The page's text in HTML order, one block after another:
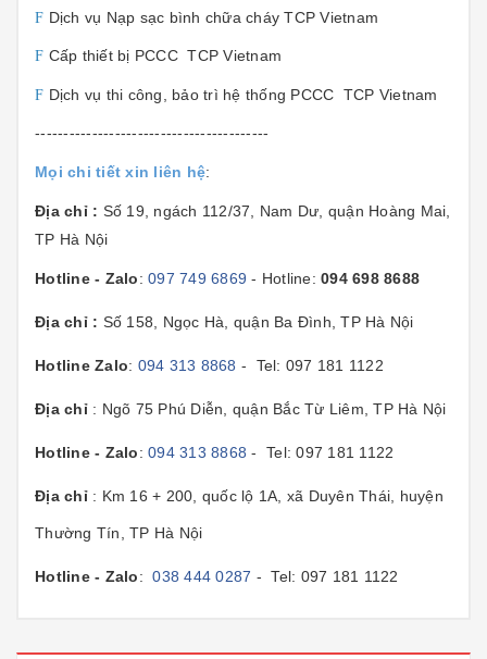
F Dịch vụ Nạp sạc bình chữa cháy TCP Vietnam
F Cấp thiết bị PCCC TCP Vietnam
F Dịch vụ thi công, bảo trì hệ thống PCCC TCP Vietnam
-----------------------------------------
Mọi chi tiết xin liên hệ:
Địa chỉ : Số 19, ngách 112/37, Nam Dư, quận Hoàng Mai,
TP Hà Nội
Hotline - Zalo: 097 749 6869- Hotline: 094 698 8688
Địa chỉ : Số 158, Ngọc Hà, quận Ba Đình, TP Hà Nội
Hotline Zalo: 094 313 8868 - Tel: 097 181 1122
Địa chỉ : Ngõ 75 Phú Diễn, quận Bắc Từ Liêm, TP Hà Nội
Hotline - Zalo: 094 313 8868- Tel: 097 181 1122
Địa chỉ : Km 16 + 200, quốc lộ 1A, xã Duyên Thái, huyện
Thường Tín, TP Hà Nội
Hotline - Zalo:038 444 0287 - Tel: 097 181 1122